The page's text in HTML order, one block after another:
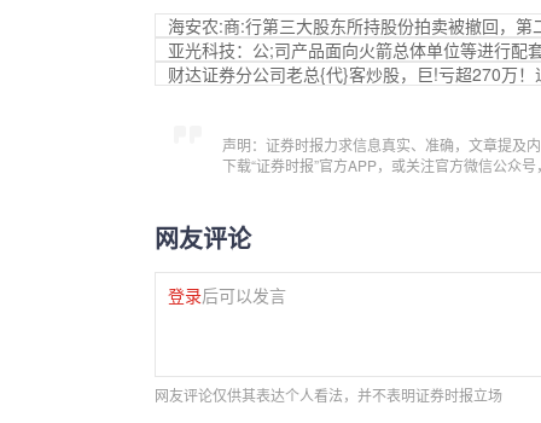
海安农:商:行第三大股东所持股份拍卖被撤回，
亚光科技：公;司产品面向火箭总体单位等进行配
财达证券分公司老总{代}客炒股，巨!亏超270万
声明：证券时报力求信息真实、准确，文章提及
下载“证券时报”官方APP，或关注官方微信公众
网友评论
登录后可以发言
网友评论仅供其表达个人看法，并不表明证券时报立场